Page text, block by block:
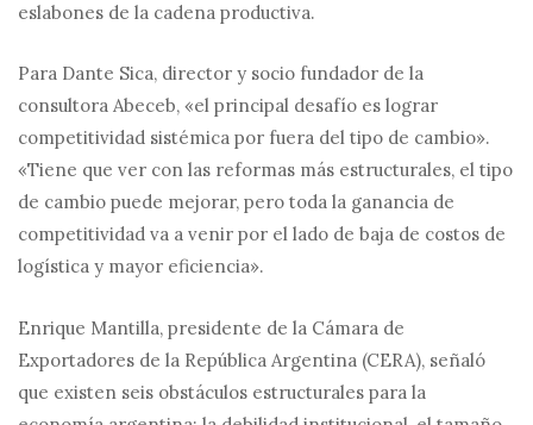
eslabones de la cadena productiva.
Para Dante Sica, director y socio fundador de la
consultora Abeceb, «el principal desafío es lograr
competitividad sistémica por fuera del tipo de cambio».
«Tiene que ver con las reformas más estructurales, el tipo
de cambio puede mejorar, pero toda la ganancia de
competitividad va a venir por el lado de baja de costos de
logística y mayor eficiencia».
Enrique Mantilla, presidente de la Cámara de
Exportadores de la República Argentina (CERA), señaló
que existen seis obstáculos estructurales para la